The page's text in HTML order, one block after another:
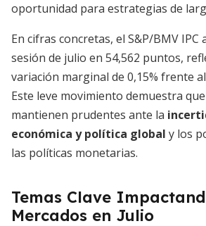
oportunidad para estrategias de
En cifras concretas, el S&P/BMV
sesión de julio en 54,562 puntos,
variación marginal de 0,15% frente
Este leve movimiento demuestra
mantienen prudentes ante la
económica y política global y los
las políticas monetarias.
Temas Clave
Mercados en Julio